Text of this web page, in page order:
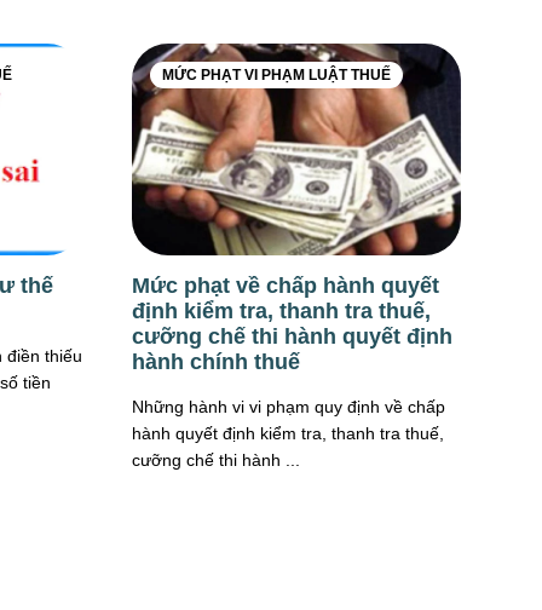
thế
điền thiếu
tiền
MỨC PHẠT VI PHẠM LUẬT THUẾ
Mức phạt về chấp hành quyết
định kiểm tra, thanh tra thuế,
cưỡng chế thi hành quyết định
hành chính thuế
Những hành vi vi phạm quy định về chấp
hành quyết định kiểm tra, thanh tra thuế,
cưỡng chế thi hành ...